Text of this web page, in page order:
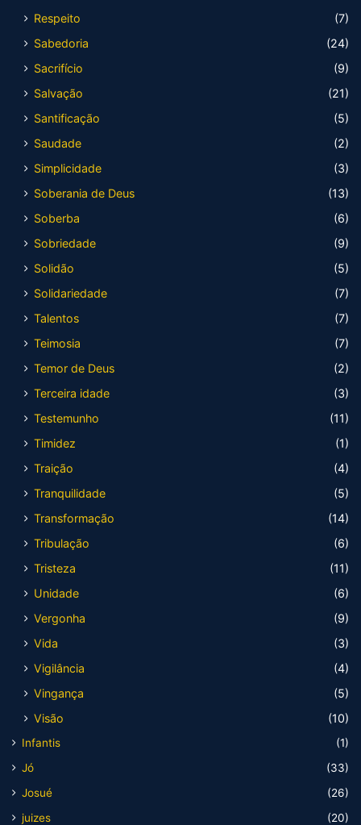
Respeito
(7)
Sabedoria
(24)
Sacrifício
(9)
Salvação
(21)
Santificação
(5)
Saudade
(2)
Simplicidade
(3)
Soberania de Deus
(13)
Soberba
(6)
Sobriedade
(9)
Solidão
(5)
Solidariedade
(7)
Talentos
(7)
Teimosia
(7)
Temor de Deus
(2)
Terceira idade
(3)
Testemunho
(11)
Timidez
(1)
Traição
(4)
Tranquilidade
(5)
Transformação
(14)
Tribulação
(6)
Tristeza
(11)
Unidade
(6)
Vergonha
(9)
Vida
(3)
Vigilância
(4)
Vingança
(5)
Visão
(10)
Infantis
(1)
Jó
(33)
Josué
(26)
juizes
(20)